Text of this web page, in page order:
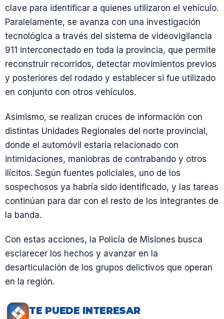
clave para identificar a quienes utilizaron el vehículo.
Paralelamente, se avanza con una investigación
tecnológica a través del sistema de videovigilancia
911 interconectado en toda la provincia, que permite
reconstruir recorridos, detectar movimientos previos
y posteriores del rodado y establecer si fue utilizado
en conjunto con otros vehículos.
Asimismo, se realizan cruces de información con
distintas Unidades Regionales del norte provincial,
donde el automóvil estaría relacionado con
intimidaciones, maniobras de contrabando y otros
ilícitos. Según fuentes policiales, uno de los
sospechosos ya habría sido identificado, y las tareas
continúan para dar con el resto de los integrantes de
la banda.
Con estas acciones, la Policía de Misiones busca
esclarecer los hechos y avanzar en la
desarticulación de los grupos delictivos que operan
en la región.
TE PUEDE INTERESAR